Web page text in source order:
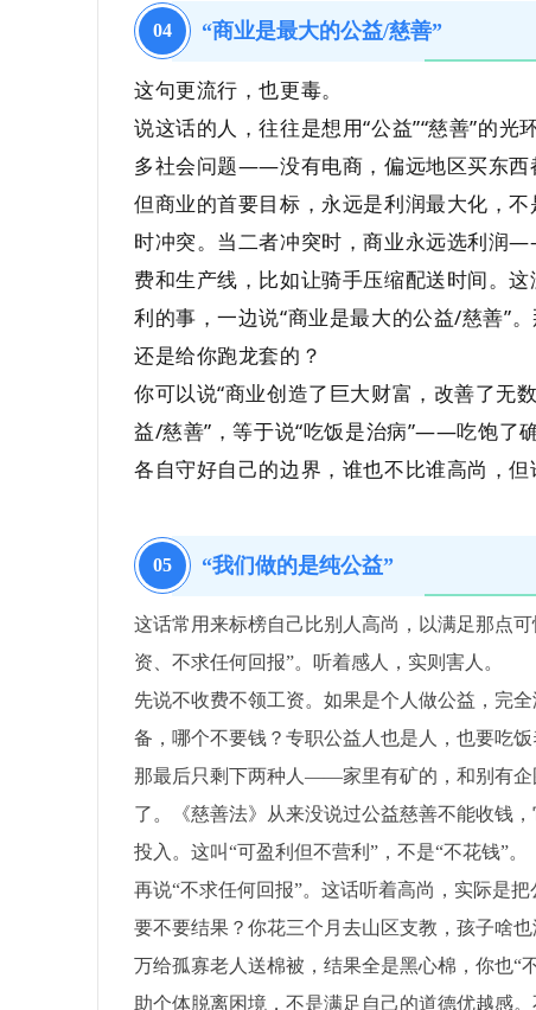
04 “商业是最大的公益/慈善”
这句更流行，也更毒。
说这话的人，往往是想用“公益”“慈善”的
多社会问题——没有电商，偏远地区买东西
但商业的首要目标，永远是利润最大化，
时冲突。当二者冲突时，商业永远选利润
费和生产线，比如让骑手压缩配送时间。
利的事，一边说“商业是最大的公益/慈善”
还是给你跑龙套的？
你可以说“商业创造了巨大财富，改善了无
益/慈善”，等于说“吃饭是治病”——吃饱了
各自守好自己的边界，谁也不比谁高尚，但
05 “我们做的是纯公益”
这话常用来标榜自己比别人高尚，以满足那点
资、不求任何回报”。听着感人，实则害人。
先说不收费不领工资。如果是个人做公益，完
备，哪个不要钱？专职公益人也是人，也要吃
那最后只剩下两种人——家里有矿的，和别有
了。《慈善法》从来没说过公益慈善不能收钱
投入。这叫“可盈利但不营利”，不是“不花钱”。
再说“不求任何回报”。这话听着高尚，实际是
要不要结果？你花三个月去山区支教，孩子啥
万给孤寡老人送棉被，结果全是黑心棉，你也“
助个体脱离困境，不是满足自己的道德优越感